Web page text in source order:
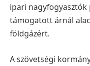
ipari
támogatott árnál
földgázért.
A szövetségi